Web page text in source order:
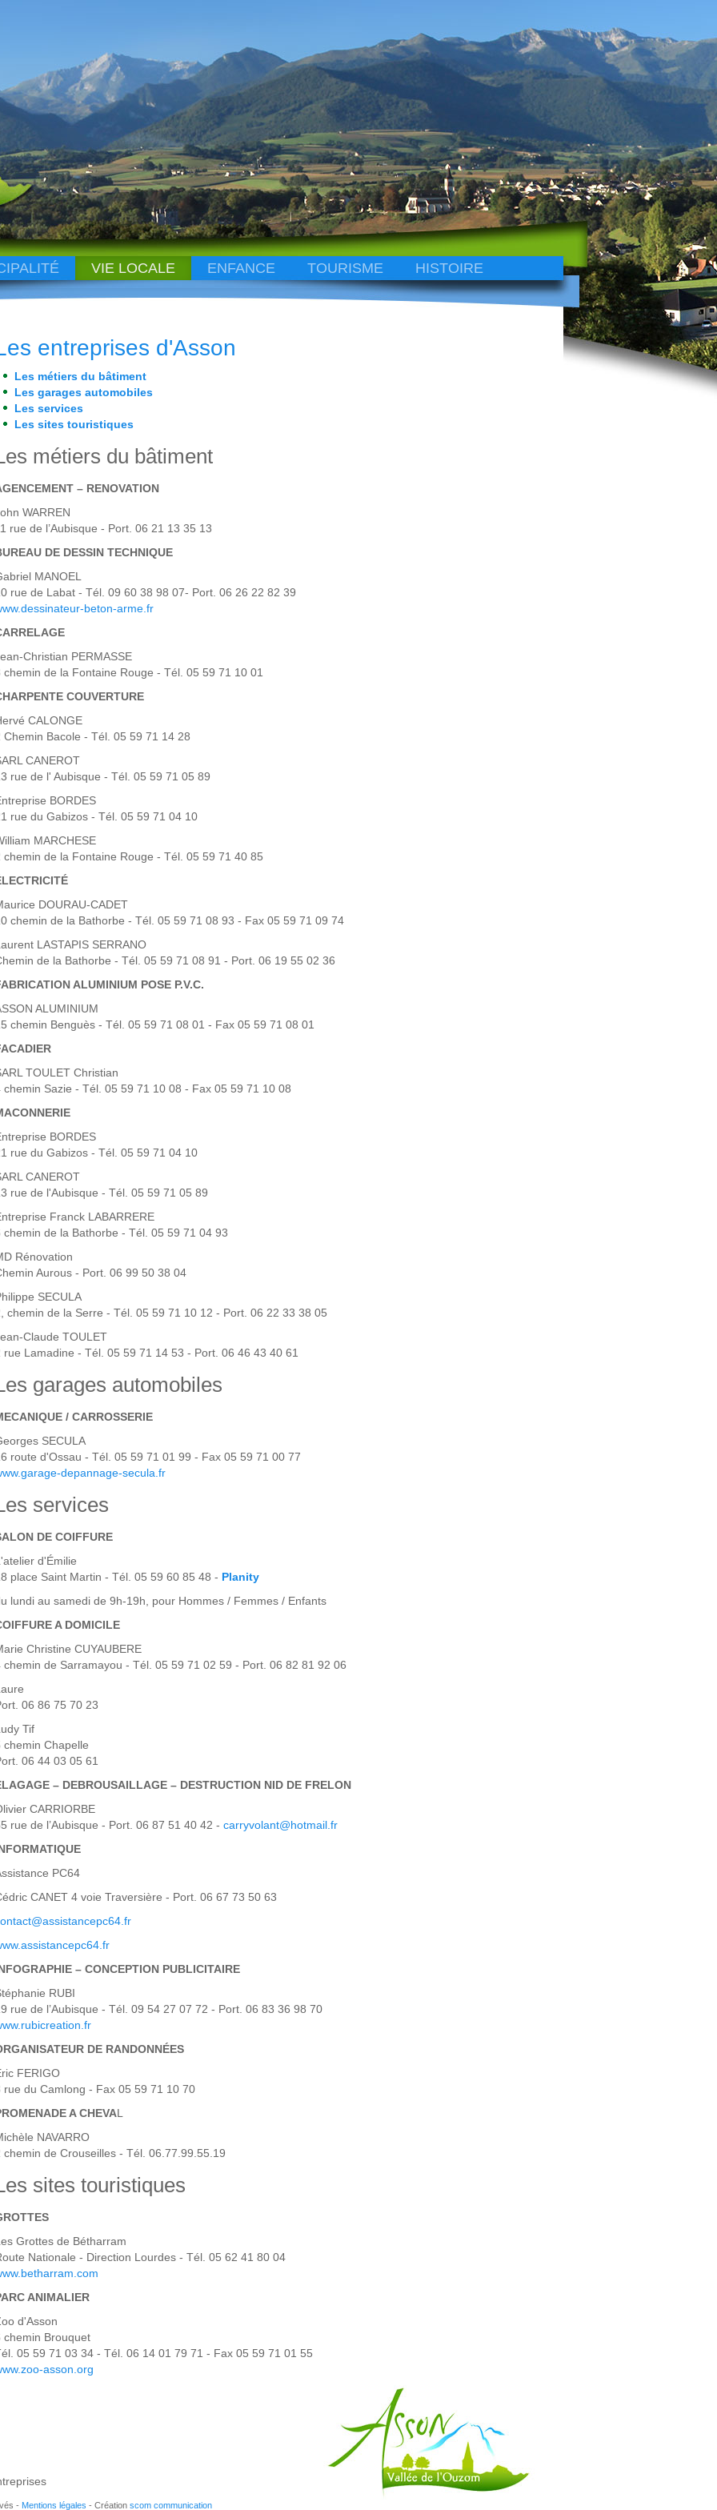
VIE LOCALE ENFANCE TOURISME HISTOIRE
entreprises d'Asson
Les métiers du bâtiment
Les garages automobiles
Les services
Les sites touristiques
métiers du bâtiment
– RENOVATION
WARREN
rue de l’Aubisque - Port. 06 21 13 35 13
DE DESSIN TECHNIQUE
MANOEL
rue de Labat - Tél. 09 60 38 98 07- Port. 06 26 22 82 39
beton-arme.fr
Christian PERMASSE
chemin de la Fontaine Rouge - Tél. 05 59 71 10 01
COUVERTURE
CALONGE
Chemin Bacole - Tél. 05 59 71 14 28
CANEROT
rue de l' Aubisque - Tél. 05 59 71 05 89
BORDES
rue du Gabizos - Tél. 05 59 71 04 10
MARCHESE
chemin de la Fontaine Rouge - Tél. 05 59 71 40 85
DOURAU-CADET
chemin de la Bathorbe - Tél. 05 59 71 08 93 - Fax 05 59 71 09 74
LASTAPIS SERRANO
de la Bathorbe - Tél. 05 59 71 08 91 - Port. 06 19 55 02 36
ALUMINIUM POSE P.V.C.
ALUMINIUM
chemin Benguès - Tél. 05 59 71 08 01 - Fax 05 59 71 08 01
TOULET Christian
chemin Sazie - Tél. 05 59 71 10 08 - Fax 05 59 71 10 08
BORDES
rue du Gabizos - Tél. 05 59 71 04 10
CANEROT
rue de l'Aubisque - Tél. 05 59 71 05 89
Franck LABARRERE
chemin de la Bathorbe - Tél. 05 59 71 04 93
Rénovation
Aurous - Port. 06 99 50 38 04
SECULA
chemin de la Serre - Tél. 05 59 71 10 12 - Port. 06 22 33 38 05
Claude TOULET
rue Lamadine - Tél. 05 59 71 14 53 - Port. 06 46 43 40 61
garages automobiles
/ CARROSSERIE
SECULA
route d'Ossau - Tél. 05 59 71 01 99 - Fax 05 59 71 00 77
depannage-secula.fr
services
DE COIFFURE
d'Émilie
place Saint Martin - Tél. 05 59 60 85 48 - Planity
lundi au samedi de 9h-19h, pour Hommes / Femmes / Enfants
A DOMICILE
Christine CUYAUBERE
chemin de Sarramayou - Tél. 05 59 71 02 59 - Port. 06 82 81 92 06
06 86 75 70 23
Tif
chemin Chapelle
06 44 03 05 61
– DEBROUSAILLAGE – DESTRUCTION NID DE FRELON
CARRIORBE
rue de l’Aubisque - Port. 06 87 51 40 42 - carryvolant@hotmail.fr
PC64
CANET 4 voie Traversière - Port. 06 67 73 50 63
– CONCEPTION PUBLICITAIRE
RUBI
rue de l’Aubisque - Tél. 09 54 27 07 72 - Port. 06 83 36 98 70
DE RANDONNÉES
FERIGO
rue du Camlong - Fax 05 59 71 10 70
A CHEVAL
NAVARRO
chemin de Crouseilles - Tél. 06.77.99.55.19
sites touristiques
Grottes de Bétharram
Nationale - Direction Lourdes - Tél. 05 62 41 80 04
ANIMALIER
d'Asson
chemin Brouquet
05 59 71 03 34 - Tél. 06 14 01 79 71 - Fax 05 59 71 01 55
asson.org
- Mentions légales - Création scom communication